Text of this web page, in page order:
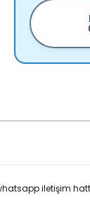
whatsapp